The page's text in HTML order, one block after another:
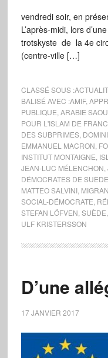
vendredi soir, en
L’après-midi, lors
trotskyste de la 4e
(centre-ville […]
CLASSÉ SOUS :
BALISÉ AVEC :AMIF,
PUBLIQUE ARABIE
POUR L'ISLAM DE
DES SUBPRIMES,
EMMANUEL MACRON
INSTITUT MONTAIGNE
JEAN-LUC MÉLENCHON
DÉMOCRATES DE SUÈDE
MATTEO SALVINI,
SOCIAL-DÉMOCRATE
STEFAN LÖFVEN SUÈDE
ULF KRISTERSSON
D’une
17 JANVIER 2017